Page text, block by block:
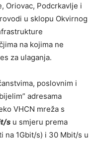
Oriovac, Podcrkavlje i
u sklopu Okvirnog
na kojima ne
za ulaganja.
poslovnim i
adresama
VHCN mreža s
s u smjeru prema
na 1Gbit/s) i 30 Mbit/s u